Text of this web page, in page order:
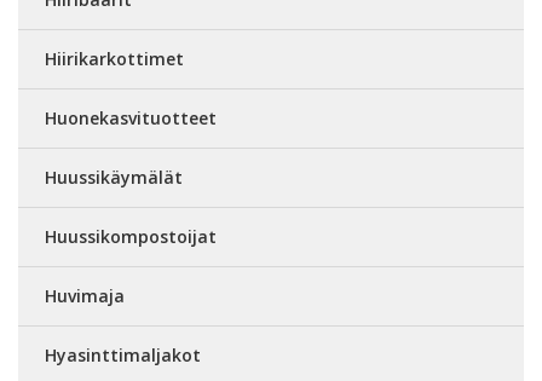
Hiirikarkottimet
Huonekasvituotteet
Huussikäymälät
Huussikompostoijat
Huvimaja
Hyasinttimaljakot